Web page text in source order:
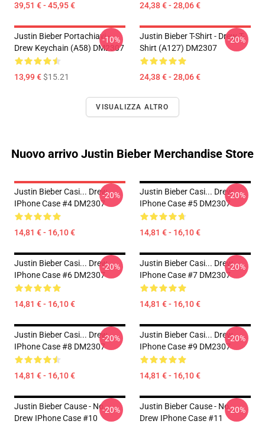
39,51 € - 45,95 € 24,38 € - 28,06 €
Justin Bieber Portachiavi -
Drew Keychain (A58) DM2307
13,99 €$15.21
-10%
Justin Bieber T-Shirt - Drew T-
Shirt (A127) DM2307
24,38 € - 28,06 €
-20%
VISUALIZZA ALTRO
Nuovo arrivo Justin Bieber Merchandise Store
Justin Bieber Casi... Drew
IPhone Case #4 DM2307
14,81 € - 16,10 €
-20%
Justin Bieber Casi... Drew
IPhone Case #5 DM2307
14,81 € - 16,10 €
-20%
Justin Bieber Casi... Drew
IPhone Case #6 DM2307
14,81 € - 16,10 €
-20%
Justin Bieber Casi... Drew
IPhone Case #7 DM2307
14,81 € - 16,10 €
-20%
Justin Bieber Casi... Drew
IPhone Case #8 DM2307
14,81 € - 16,10 €
-20%
Justin Bieber Casi... Drew
IPhone Case #9 DM2307
14,81 € - 16,10 €
-20%
Justin Bieber Cause - No.
Drew IPhone Case #10
-20%
Justin Bieber Cause - No.
Drew IPhone Case #11
-20%